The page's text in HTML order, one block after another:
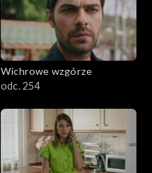
Wichrowe wzgórze
odc. 254